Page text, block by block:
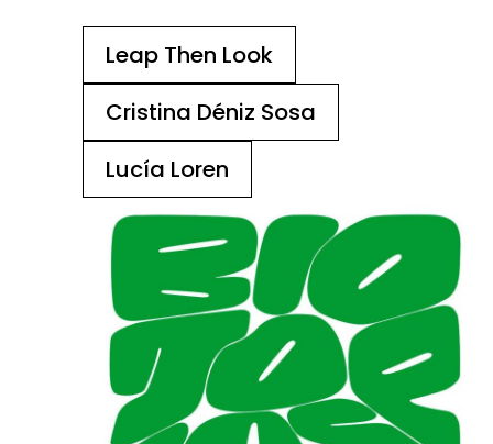
Leap Then Look
Cristina Déniz Sosa
Lucía Loren